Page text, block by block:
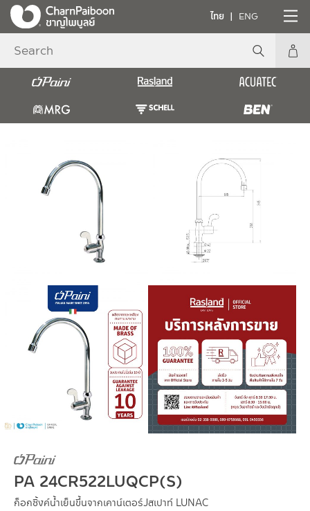
ไทย ENG
PA 24CR522LUQCP(S)
ก็อกซิ้งค์น้ำเย็นขึ้นจากเคาน์เตอร์Jสเปาท์ LUNAC